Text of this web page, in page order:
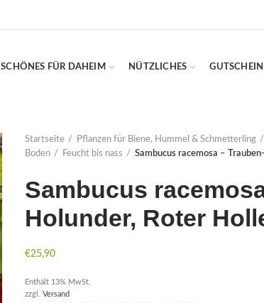
SCHÖNES FÜR DAHEIM NÜTZLICHES GUTSCHEIN
Startseite Pflanzen für Biene, Hummel & Schmetterling
Boden
Feucht bis nass Sambucus racemosa –
Sambucus
Holunder, Roter
€25,90
Enthält 13% MwSt.
zzgl. Versand